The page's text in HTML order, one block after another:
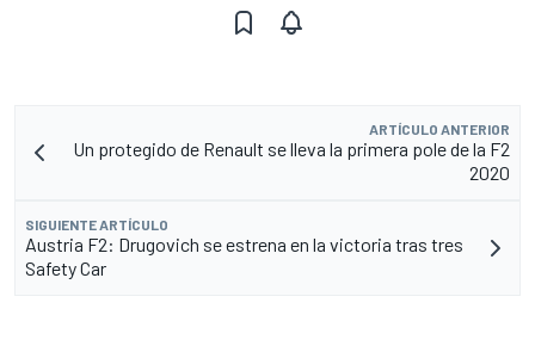
ARTÍCULO ANTERIOR
Un protegido de Renault se lleva la primera pole de la F2
2020
SIGUIENTE ARTÍCULO
Austria F2: Drugovich se estrena en la victoria tras tres
Safety Car